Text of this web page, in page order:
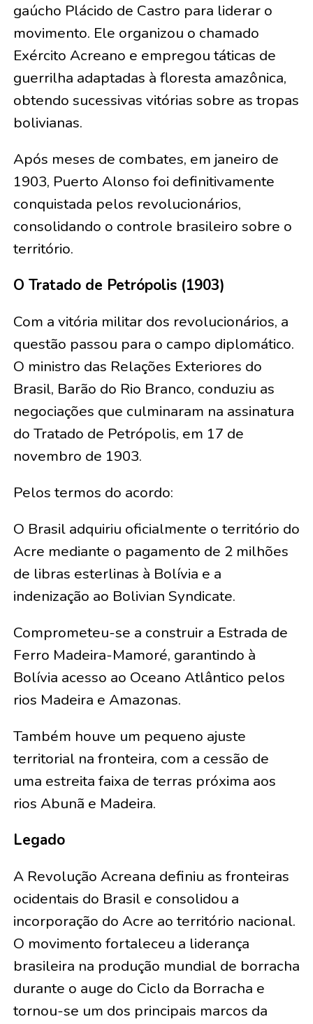
gaúcho Plácido de Castro para liderar o
movimento. Ele organizou o chamado
Exército Acreano e empregou táticas de
guerrilha adaptadas à floresta amazônica,
obtendo sucessivas vitórias sobre as tropas
bolivianas.
Após meses de combates, em janeiro de
1903, Puerto Alonso foi definitivamente
conquistada pelos revolucionários,
consolidando o controle brasileiro sobre o
território.
O Tratado de Petrópolis (1903)
Com a vitória militar dos revolucionários, a
questão passou para o campo diplomático.
O ministro das Relações Exteriores do
Brasil, Barão do Rio Branco, conduziu as
negociações que culminaram na assinatura
do Tratado de Petrópolis, em 17 de
novembro de 1903.
Pelos termos do acordo:
O Brasil adquiriu oficialmente o território do
Acre mediante o pagamento de 2 milhões
de libras esterlinas à Bolívia e a
indenização ao Bolivian Syndicate.
Comprometeu-se a construir a Estrada de
Ferro Madeira-Mamoré, garantindo à
Bolívia acesso ao Oceano Atlântico pelos
rios Madeira e Amazonas.
Também houve um pequeno ajuste
territorial na fronteira, com a cessão de
uma estreita faixa de terras próxima aos
rios Abunã e Madeira.
Legado
A Revolução Acreana definiu as fronteiras
ocidentais do Brasil e consolidou a
incorporação do Acre ao território nacional.
O movimento fortaleceu a liderança
brasileira na produção mundial de borracha
durante o auge do Ciclo da Borracha e
tornou-se um dos principais marcos da